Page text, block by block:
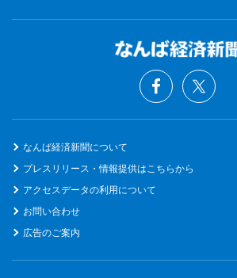
なんば経済新聞について
プレスリリース・情報提供はこちらから
アクセスデータの利用について
お問い合わせ
広告のご案内